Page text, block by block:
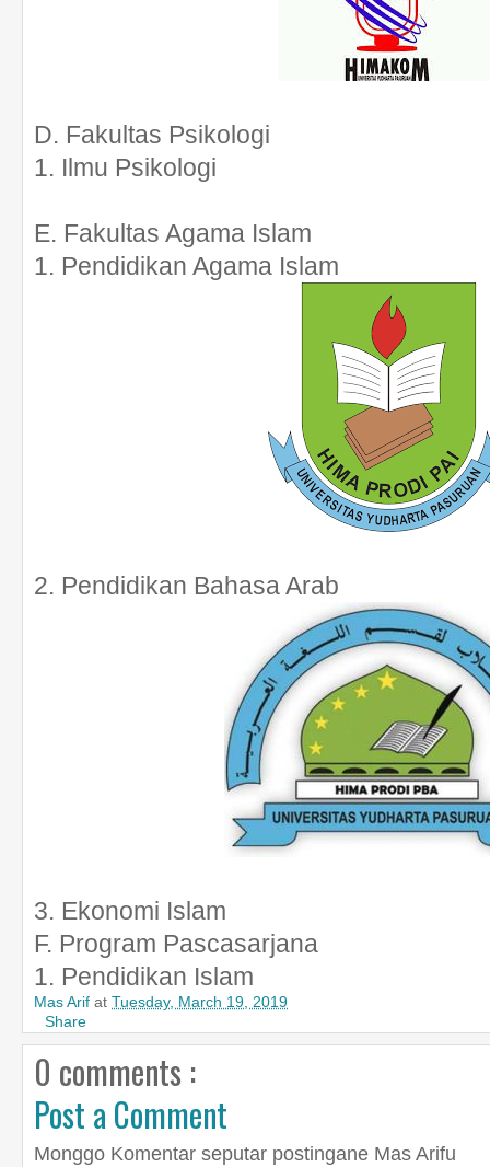
D. Fakultas Psikologi
1. Ilmu Psikologi
E. Fakultas Agama Islam
1. Pendidikan Agama Islam
2. Pendidikan Bahasa Arab
3. Ekonomi Islam
F. Program Pascasarjana
1. Pendidikan Islam
Mas Arif at Tuesday, March 19, 2019
Share
0 comments :
Post a Comment
Monggo Komentar seputar postingane Mas Arifu